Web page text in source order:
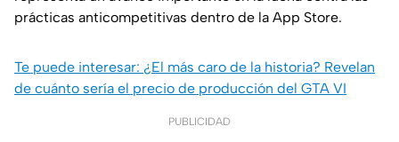
prácticas anticompetitivas dentro de la App Store.
Te puede interesar: ¿El más caro de la historia? Revelan
de cuánto sería el precio de producción del GTA VI
PUBLICIDAD